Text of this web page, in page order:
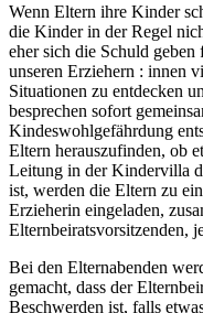
Wenn Eltern ihre Kinder
die Kinder in der Regel
eher sich die Schuld
unseren Erziehern : innen
Situationen zu entdecken
besprechen sofort
Kindeswohlgefährdung
Eltern herauszufinden, ob
Leitung in der Kindervilla
ist, werden die Eltern zu
Erzieherin eingeladen,
Elternbeiratsvorsitzenden,
Bei den Elternabenden
gemacht, dass der
Beschwerden ist, falls